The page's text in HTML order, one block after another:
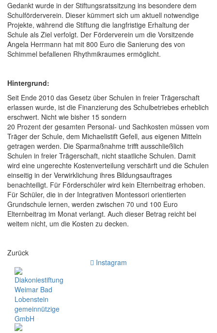
Gedankt wurde in der Stiftungsratssitzung ins besondere dem
Schulförderverein. Dieser kümmert sich um aktuell notwendige
Projekte, während die Stiftung die langfristige Erhaltung der
Schule als Ziel verfolgt. Der Förderverein um die Vorsitzende
Angela Herrmann hat mit 800 Euro die Sanierung des von
Schimmel befallenen Rhythmikraumes ermöglicht.
Hintergrund:
Seit Ende 2010 das Gesetz über Schulen in freier Trägerschaft
erlassen wurde, ist die Finanzierung des Schulbetriebes erheblich
erschwert. Nicht wie bisher 15 sondern
20 Prozent der gesamten Personal- und Sachkosten müssen vom
Träger der Schule, dem Michaelistift Gefell, aus eigenen Mitteln
getragen werden. Die Sparmaßnahme trifft ausschließlich
Schulen in freier Trägerschaft, nicht staatliche Schulen. Damit
wird eine ungerechte Kostenverteilung verschärft und die Schulen
einseitig in der Verwirklichung ihres Bildungsauftrages
benachteiligt. Für Förderschüler wird kein Elternbeitrag erhoben.
Für Schüler, die in der Integrativen Montessori orientierten
Grundschule lernen, werden zwischen 70 und 100 Euro
Elternbeitrag im Monat verlangt. Auch dieser Betrag reicht bei
weitem nicht, um die Kosten zu decken.
Zurück
Instagram